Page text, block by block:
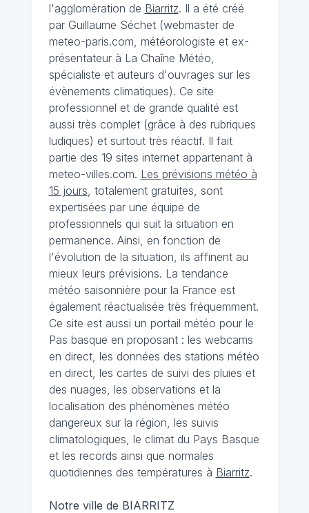
l'agglomération de Biarritz. Il a été créé
par Guillaume Séchet (webmaster de
meteo-paris.com, météorologiste et ex-
présentateur à La Chaîne Météo,
spécialiste et auteurs d'ouvrages sur les
évènements climatiques). Ce site
professionnel et de grande qualité est
aussi très complet (grâce à des rubriques
ludiques) et surtout très réactif. Il fait
partie des 19 sites internet appartenant à
meteo-villes.com. Les prévisions météo à
15 jours , totalement gratuites, sont
expertisées par une équipe de
professionnels qui suit la situation en
permanence. Ainsi, en fonction de
l'évolution de la situation, ils affinent au
mieux leurs prévisions. La tendance
météo saisonnière pour la France est
également réactualisée très fréquemment.
Ce site est aussi un portail météo pour le
Pas basque en proposant : les webcams
en direct, les données des stations météo
en direct, les cartes de suivi des pluies et
des nuages, les observations et la
localisation des phénomènes météo
dangereux sur la région, les suivis
climatologiques, le climat du Pays Basque
et les records ainsi que normales
quotidiennes des températures à Biarritz.
Notre ville de BIARRITZ